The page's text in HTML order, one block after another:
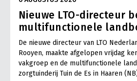
Nieuwe LTO-directeur
multifunctionele
De nieuwe directeur van LTO
Rooyen, maakte afgelopen vrijdag
vakgroep en de multifunctionele
zorgtuinderij Tuin de Es in Haaren